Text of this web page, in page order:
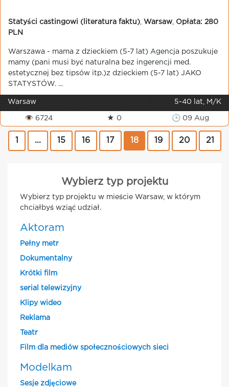
Statyści castingowi (literatura faktu) Warsaw
Opłata: 280
PLN
Warszawa - mama z dzieckiem (5-7 lat) Agencja poszukuje
mamy (pani musi być naturalna bez ingerencji med.
estetycznej bez tipsów itp.)z dzieckiem (5-7 lat) JAKO
STATYSTÓW. ...
Warsaw 5-40 lat, M/K
👁 6724 ★ 0 🕒 09 Aug
... 15 16 17 18 19 20 21
Wybierz typ projektu
Wybierz typ projektu w mieście Warsaw, w którym
chciałbyś wziąć udział.
Aktoram
Pełny metr
Dokumentalny
Krótki film
serial telewizyjny
Klipy wideo
Reklama
Teatr
Film dla mediów społecznościowych sieci
Modelkam
Sesje zdjęciowe